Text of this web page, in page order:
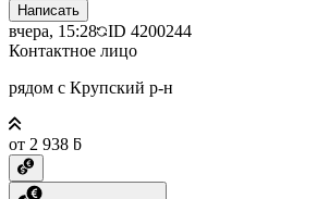
Написать
вчера, 15:28 ID 4200244
Контактное лицо
рядом с Крупский р-н
от 2 938 ƃ